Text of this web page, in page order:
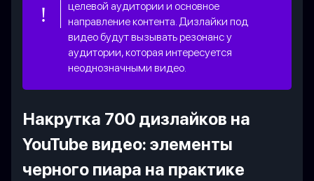
целевой аудитории и основное
направление контента. Дизлайки под
видео будут вызывать резонанс у
аудитории, которая интересуется
неоднозначными видео.
Накрутка 700 дизлайков на
YouTube видео: элементы
черного пиара на практике